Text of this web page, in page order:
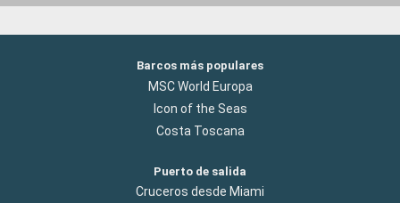
Barcos más populares
MSC World Europa
Icon of the Seas
Costa Toscana
Puerto de salida
Cruceros desde Miami